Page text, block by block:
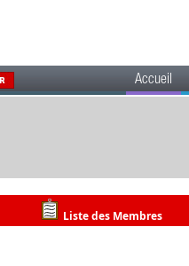
Accueil
Liste des Membres